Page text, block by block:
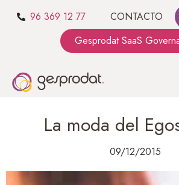
96 369 12 77 CONTACTO
Gesprodat SaaS
La moda del
09/12/2015